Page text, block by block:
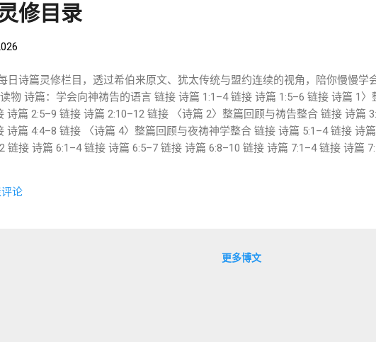
修目录
日诗篇灵修栏目，透过希伯来原文、犹太传统与盟约连续的视角，陪你慢慢学
物 诗篇：学会向神祷告的语言 链接 诗篇 1:1–4 链接 诗篇 1:5–6 链接 诗篇 1
诗篇 2:5–9 链接 诗篇 2:10–12 链接 〈诗篇 2〉整篇回顾与祷告整合 链接 诗篇
诗篇 4:4–8 链接 〈诗篇 4〉整篇回顾与夜祷神学整合 链接 诗篇 5:1–4 链接 诗
链接 诗篇 6:1–4 链接 诗篇 6:5–7 链接 诗篇 6:8–10 链接 诗篇 7:1–4 链接 诗篇
论
更多博文